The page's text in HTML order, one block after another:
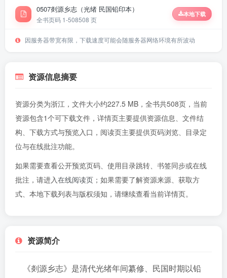
0507剡源乡志（光绪 民国铅印本）
全书页码 1-508508 页
本地下载
因服务器带宽有限，下载速度可能会随服务器网络环境有所波动
资源信息摘要
资源分类为浙江，文件大小约227.5 MB，全书共508页，当前
资源包含1个可下载文件，详情页主要提供资源信息、文件结
构、下载方式与预览入口，阅读页主要提供页码浏览、目录定
位与在线批注功能。
如果需要查看公开预览页码、使用目录跳转、书签同步或在线
批注，请进入在线阅读页 ；如果需要了解资源来源、获取方
式、本地下载列表与版权须知，请继续查看当前详情页。
资源简介
《剡源乡志》是清代光绪年间纂修、民国时期以铅